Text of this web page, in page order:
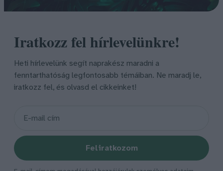
Iratkozz fel hírlevelünkre!
Heti hírlevelünk segít naprakész maradni a
fenntarthatóság legfontosabb témáiban. Ne maradj le,
iratkozz fel, és olvasd el cikkeinket!
Feliratkozom